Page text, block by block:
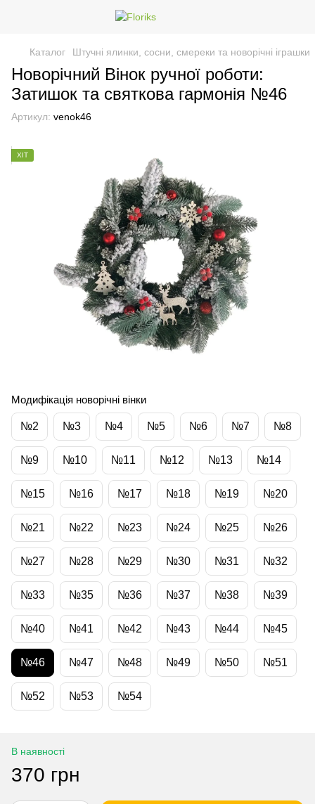
Каталог Штучні ялинки, сосни, смереки та новорічні іграшки
Новорічний Вінок ручної роботи:
Затишок та святкова гармонія №46
Артикул: venok46
ХІТ
Модифікація новорічні вінки
№2 №3 №4 №5 №6 №7 №8
№9 №10 №11 №12 №13 №14
№15 №16 №17 №18 №19 №20
№21 №22 №23 №24 №25 №26
№27 №28 №29 №30 №31 №32
№33 №35 №36 №37 №38 №39
№40 №41 №42 №43 №44 №45
№46 №47 №48 №49 №50 №51
№52 №53 №54
В наявності
370 грн